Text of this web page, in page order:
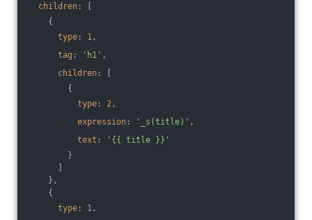
children : [
{
type : 1 ,
tag : 'h1' ,
children : [
{
type : 2 ,
expression : '_s(title)' ,
text :
'{{ title }}'
}
]
},
{
type : 1 ,